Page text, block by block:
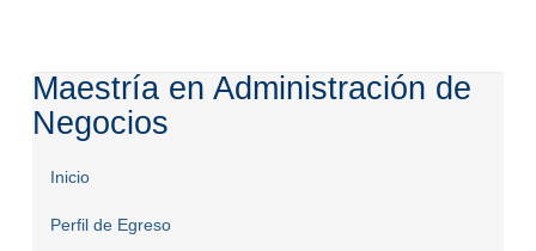
Maestría en Administración de
Negocios
Inicio
Perfil de Egreso